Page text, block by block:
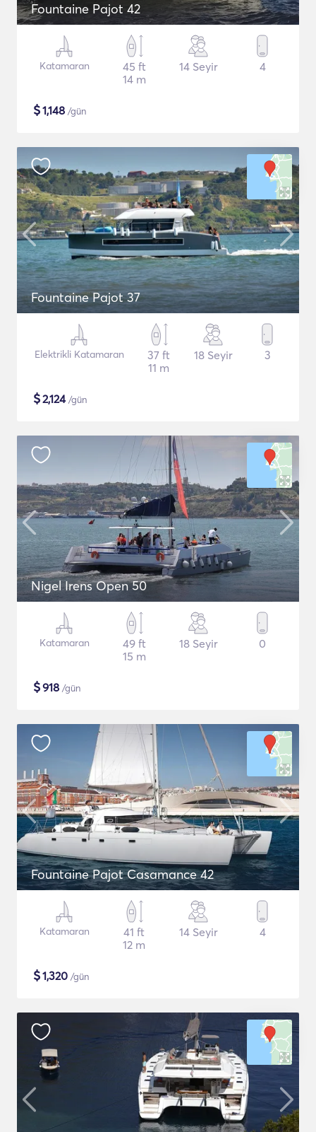
Fountaine Pajot 42
Katamaran
45 ft
14 m
14 Seyir 4
$1,148 /gün
Fountaine Pajot 37
Elektrikli Katamaran
37 ft
11 m
18 Seyir 3
$2,124/gün
Nigel Irens Open 50
Katamaran
49 ft
15 m
18 Seyir 0
$918 /gün
Fountaine Pajot Casamance 42
Katamaran
41 ft
12 m
14 Seyir 4
$1,320 /gün